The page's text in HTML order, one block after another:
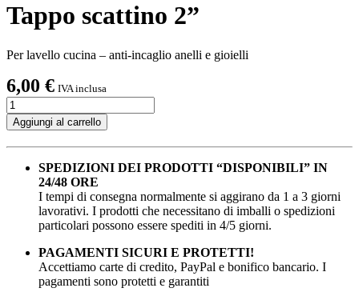
Tappo scattino 2”
Per lavello cucina – anti-incaglio anelli e gioielli
6,00 € IVA inclusa
Tappo
scattino
2''
quantità
Aggiungi al carrello
SPEDIZIONI DEI PRODOTTI “DISPONIBILI” IN
24/48 ORE
I tempi di consegna normalmente si aggirano da 1 a 3 giorni
lavorativi. I prodotti che necessitano di imballi o spedizioni
particolari possono essere spediti in 4/5 giorni.
PAGAMENTI SICURI E PROTETTI!
Accettiamo carte di credito, PayPal e bonifico bancario. I
pagamenti sono protetti e garantiti